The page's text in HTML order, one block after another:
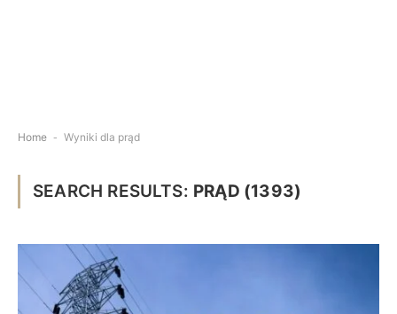
Home - Wyniki dla prąd
SEARCH RESULTS: PRĄD (1393)